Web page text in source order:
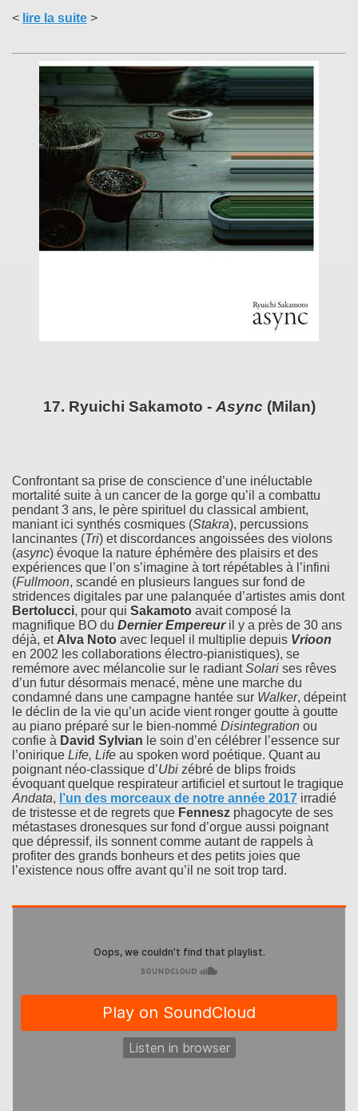
< lire la suite >
17. Ryuichi Sakamoto - Async (Milan)
Confrontant sa prise de conscience d’une inéluctable
mortalité suite à un cancer de la gorge qu’il a combattu
pendant 3 ans, le père spirituel du classical ambient,
maniant ici synthés cosmiques (Stakra), percussions
lancinantes (Tri) et discordances angoissées des violons
(async) évoque la nature éphémère des plaisirs et des
expériences que l’on s’imagine à tort répétables à l’infini
(Fullmoon, scandé en plusieurs langues sur fond de
stridences digitales par une palanquée d’artistes amis dont
Bertolucci, pour qui Sakamoto avait composé la
magnifique BO du Dernier Empereur il y a près de 30 ans
déjà, et Alva Noto avec lequel il multiplie depuis Vrioon
en 2002 les collaborations électro-pianistiques), se
remémore avec mélancolie sur le radiantSolari ses rêves
d’un futur désormais menacé, mène une marche du
condamné dans une campagne hantée sur Walker, dépeint
le déclin de la vie qu’un acide vient ronger goutte à goutte
au piano préparé sur le bien-nommé Disintegration ou
confie à David Sylvian le soin d’en célébrer l’essence sur
l’onirique Life, Life au spoken word poétique. Quant au
poignant néo-classique d’Ubi zébré de blips froids
évoquant quelque respirateur artificiel et surtout le tragique
Andata, l’un des morceaux de notre année 2017 irradié
de tristesse et de regrets que Fennesz phagocyte de ses
métastases dronesques sur fond d’orgue aussi poignant
que dépressif, ils sonnent comme autant de rappels à
profiter des grands bonheurs et des petits joies que
l’existence nous offre avant qu’il ne soit trop tard.